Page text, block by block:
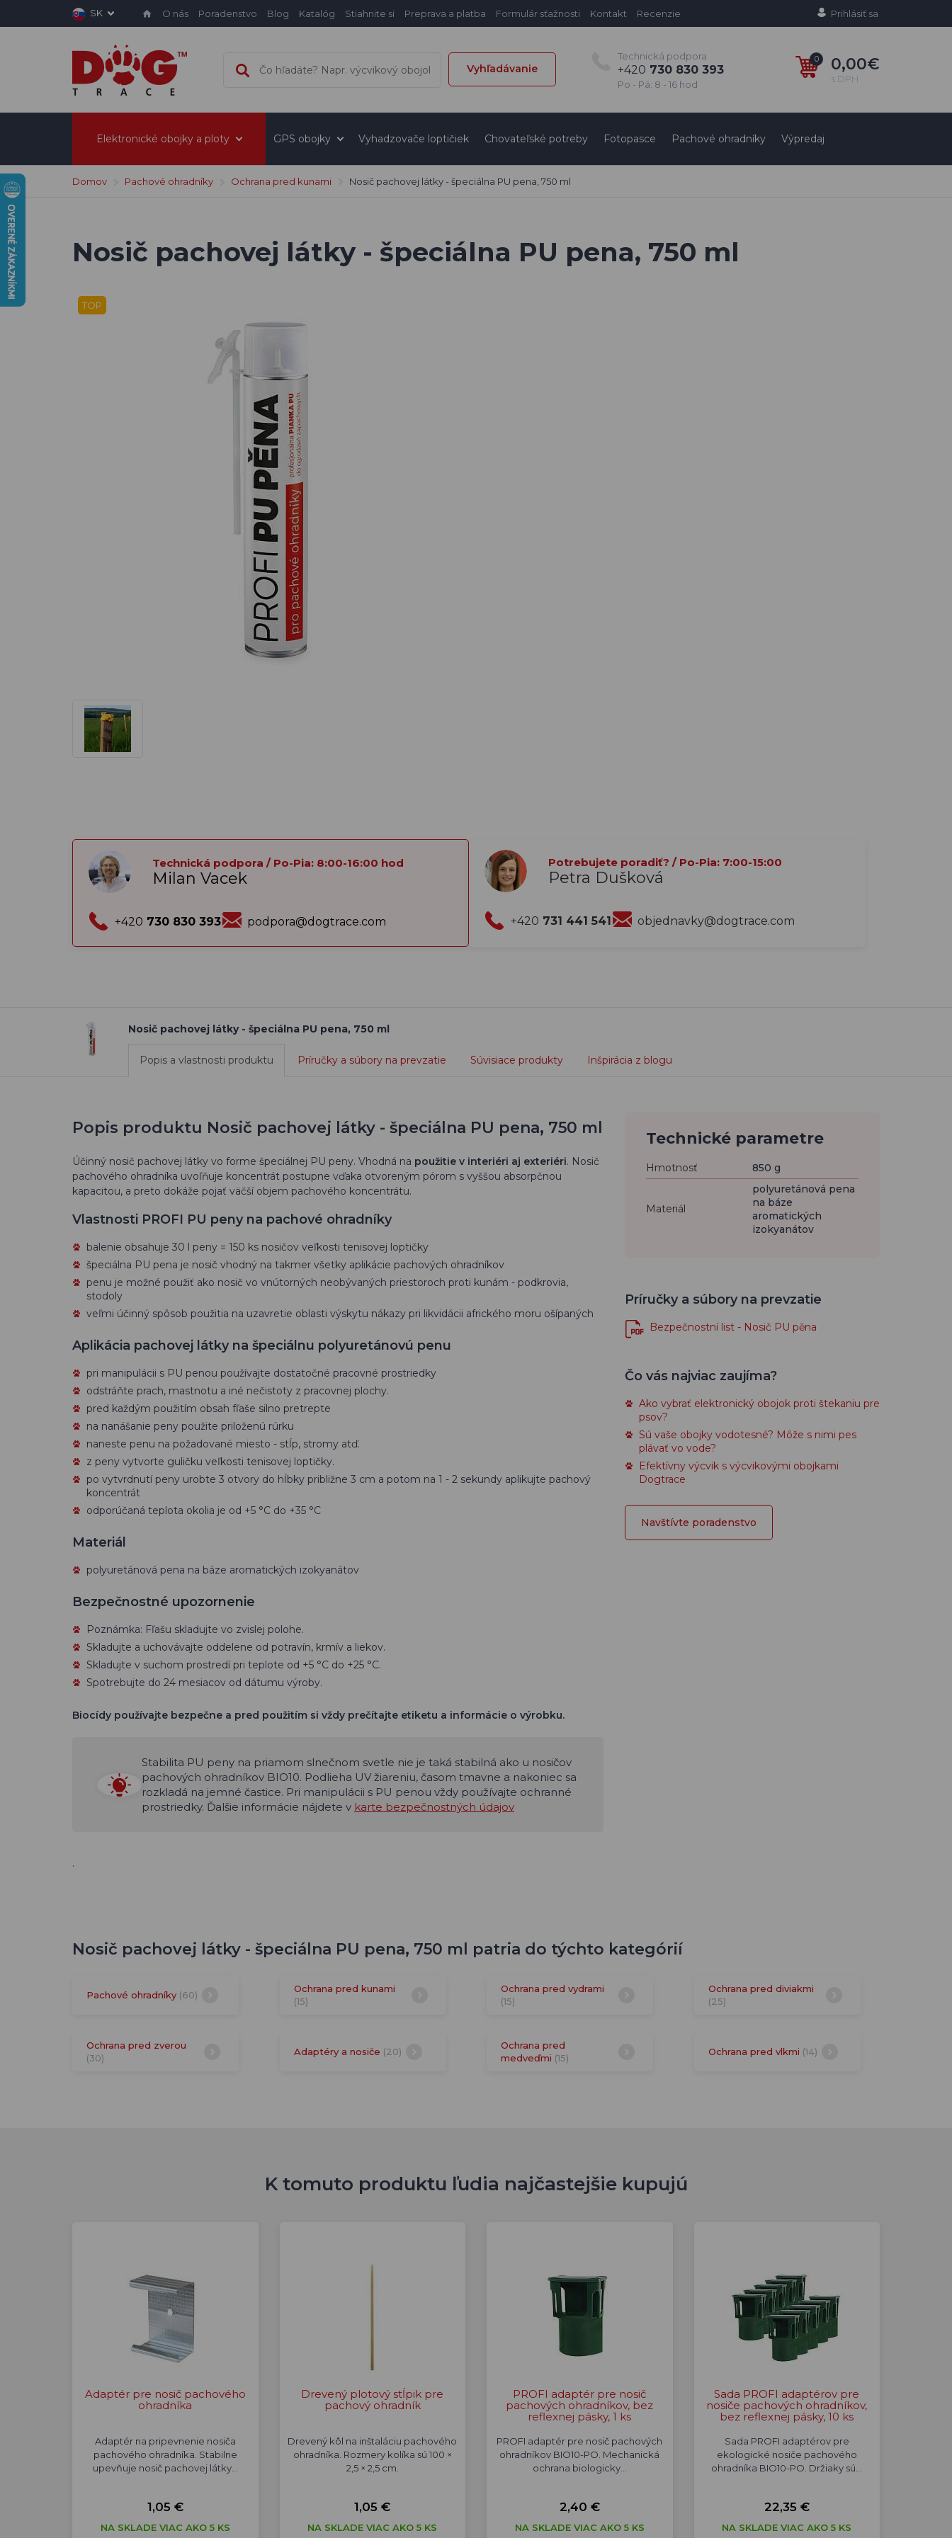
SK O nás Poradenstvo Blog Katalóg Stiahnite si Preprava a platba Formulár sťažnosti Kontakt Recenzie Prihlásiť sa
Vyhľadávanie
Technická podpora
+420 730 830 393
Po - Pá: 8 - 16 hod
0 0,00€
s DPH
Elektronické obojky a ploty GPS obojky Vyhadzovače loptičiek Chovateľské potreby Fotopasce Pachové ohradníky Výpredaj
Domov Pachové ohradníky Ochrana pred kunami Nosič pachovej látky - špeciálna PU pena, 750 ml
Nosič pachovej látky - špeciálna PU pena, 750 ml
TOP
Technická podpora / Po-Pia: 8:00-16:00 hod
Milan Vacek
+420 730 830 393 podpora@dogtrace.com
Potrebujete poradiť? / Po-Pia: 7:00-15:00
Petra Dušková
+420 731 441 541 objednavky@dogtrace.com
Nosič pachovej látky - špeciálna PU pena, 750 ml
Popis a vlastnosti produktu Príručky a súbory na prevzatie Súvisiace produkty Inšpirácia z blogu
Popis produktu Nosič pachovej látky - špeciálna PU pena, 750 ml
Účinný nosič pachovej látky vo forme špeciálnej PU peny. Vhodná na použitie v interiéri aj exteriéri. Nosič
pachového ohradníka uvoľňuje koncentrát postupne vďaka otvoreným pórom s vyššou absorpčnou
kapacitou, a preto dokáže pojať väčší objem pachového koncentrátu.
Vlastnosti PROFI PU peny na pachové ohradníky
balenie obsahuje 30 l peny = 150 ks nosičov veľkosti tenisovej loptičky
špeciálna PU pena je nosič vhodný na takmer všetky aplikácie pachových ohradníkov
penu je možné použiť ako nosič vo vnútorných neobývaných priestoroch proti kunám - podkrovia,
stodoly
veľmi účinný spôsob použitia na uzavretie oblasti výskytu nákazy pri likvidácii afrického moru ošípaných
Aplikácia pachovej látky na špeciálnu polyuretánovú penu
pri manipulácii s PU penou používajte dostatočné pracovné prostriedky
odstráňte prach, mastnotu a iné nečistoty z pracovnej plochy.
pred každým použitím obsah fľaše silno pretrepte
na nanášanie peny použite priloženú rúrku
naneste penu na požadované miesto - stĺp, stromy atď.
z peny vytvorte guličku veľkosti tenisovej loptičky.
po vytvrdnutí peny urobte 3 otvory do hĺbky približne 3 cm a potom na 1 - 2 sekundy aplikujte pachový
koncentrát
odporúčaná teplota okolia je od +5 °C do +35 °C
Materiál
polyuretánová pena na báze aromatických izokyanátov
Bezpečnostné upozornenie
Poznámka: Fľašu skladujte vo zvislej polohe.
Skladujte a uchovávajte oddelene od potravín, krmív a liekov.
Skladujte v suchom prostredí pri teplote od +5 °C do +25 °C.
Spotrebujte do 24 mesiacov od dátumu výroby.
Biocídy používajte bezpečne a pred použitím si vždy prečítajte etiketu a informácie o výrobku.
Stabilita PU peny na priamom slnečnom svetle nie je taká stabilná ako u nosičov
pachových ohradníkov BIO10. Podlieha UV žiareniu, časom tmavne a nakoniec sa
rozkladá na jemné častice. Pri manipulácii s PU penou vždy používajte ochranné
prostriedky. Ďalšie informácie nájdete v karte bezpečnostných údajov
.
Technické parametre
Hmotnosť 850 g
Materiál
polyuretánová pena
na báze
aromatických
izokyanátov
Príručky a súbory na prevzatie
Bezpečnostní list - Nosič PU pěna
Čo vás najviac zaujíma?
Ako vybrať elektronický obojok proti štekaniu pre
psov?
Sú vaše obojky vodotesné? Môže s nimi pes
plávať vo vode?
Efektívny výcvik s výcvikovými obojkami
Dogtrace
Navštívte poradenstvo
Nosič pachovej látky - špeciálna PU pena, 750 ml patria do týchto kategórií
Pachové ohradníky (60)
Ochrana pred kunami
(15)
Ochrana pred vydrami
(15)
Ochrana pred diviakmi
(25)
Ochrana pred zverou
(30)
Adaptéry a nosiče (20)
Ochrana pred
medveďmi (15)
Ochrana pred vlkmi (14)
K tomuto produktu ľudia najčastejšie kupujú
Adaptér pre nosič pachového
ohradníka
Adaptér na pripevnenie nosiča
pachového ohradníka. Stabilne
upevňuje nosič pachovej látky…
1,05 €
NA SKLADE VIAC AKO 5 KS
Drevený plotový stĺpik pre
pachový ohradník
Drevený kôl na inštaláciu pachového
ohradníka. Rozmery kolíka sú 100 ×
2,5 × 2,5 cm.
1,05 €
NA SKLADE VIAC AKO 5 KS
PROFI adaptér pre nosič
pachových ohradníkov, bez
reflexnej pásky, 1 ks
PROFI adaptér pre nosič pachových
ohradníkov BIO10-PO. Mechanická
ochrana biologicky…
2,40 €
NA SKLADE VIAC AKO 5 KS
Sada PROFI adaptérov pre
nosiče pachových ohradníkov,
bez reflexnej pásky, 10 ks
Sada PROFI adaptérov pre
ekologické nosiče pachového
ohradníka BIO10-PO. Držiaky sú…
22,35 €
NA SKLADE VIAC AKO 5 KS